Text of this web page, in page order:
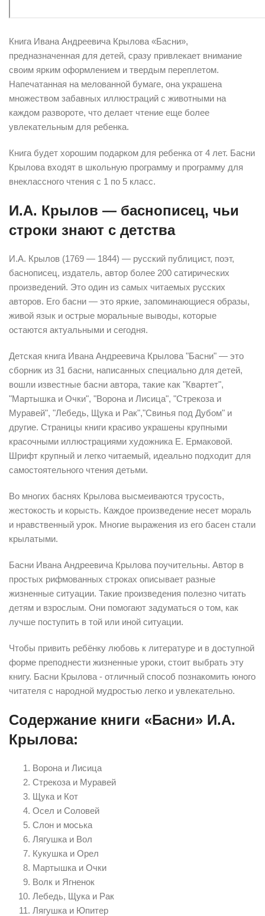
Книга Ивана Андреевича Крылова «Басни»,
предназначенная для детей, сразу привлекает внимание
своим ярким оформлением и твердым переплетом.
Напечатанная на мелованной бумаге, она украшена
множеством забавных иллюстраций с животными на
каждом развороте, что делает чтение еще более
увлекательным для ребенка.
Книга будет хорошим подарком для ребенка от 4 лет. Басни
Крылова входят в школьную программу и программу для
внеклассного чтения с 1 по 5 класс.
И.А. Крылов — баснописец, чьи
строки знают с детства
И.А. Крылов (1769 — 1844) — русский публицист, поэт,
баснописец, издатель, автор более 200 сатирических
произведений. Это один из самых читаемых русских
авторов. Его басни — это яркие, запоминающиеся образы,
живой язык и острые моральные выводы, которые
остаются актуальными и сегодня.
Детская книга Ивана Андреевича Крылова "Басни" — это
сборник из 31 басни, написанных специально для детей,
вошли известные басни автора, такие как "Квартет",
"Мартышка и Очки", "Ворона и Лисица", "Стрекоза и
Муравей", "Лебедь, Щука и Рак","Свинья под Дубом" и
другие. Страницы книги красиво украшены крупными
красочными иллюстрациями художника Е. Ермаковой.
Шрифт крупный и легко читаемый, идеально подходит для
самостоятельного чтения детьми.
Во многих баснях Крылова высмеиваются трусость,
жестокость и корысть. Каждое произведение несет мораль
и нравственный урок. Многие выражения из его басен стали
крылатыми.
Басни Ивана Андреевича Крылова поучительны. Автор в
простых рифмованных строках описывает разные
жизненные ситуации. Такие произведения полезно читать
детям и взрослым. Они помогают задуматься о том, как
лучше поступить в той или иной ситуации.
Чтобы привить ребёнку любовь к литературе и в доступной
форме преподнести жизненные уроки, стоит выбрать эту
книгу. Басни Крылова - отличный способ познакомить юного
читателя с народной мудростью легко и увлекательно.
Содержание книги «Басни» И.А.
Крылова:
Ворона и Лисица
Стрекоза и Муравей
Щука и Кот
Осел и Соловей
Слон и моська
Лягушка и Вол
Кукушка и Орел
Мартышка и Очки
Волк и Ягненок
Лебедь, Щука и Рак
Лягушка и Юпитер